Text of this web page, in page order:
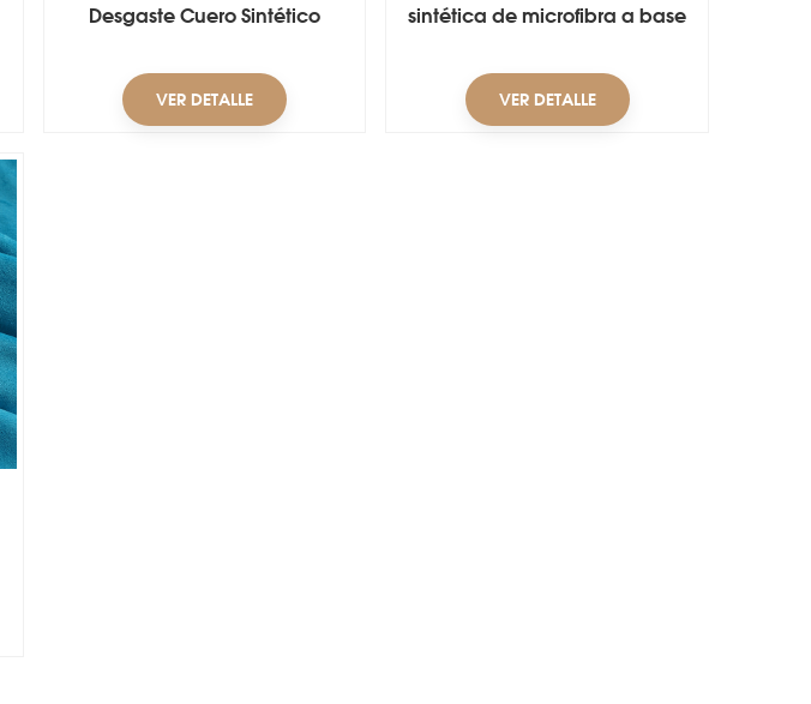
Desgaste Cuero Sintético
VER DETALLE
sintética de microfibra a base
VER DETALLE